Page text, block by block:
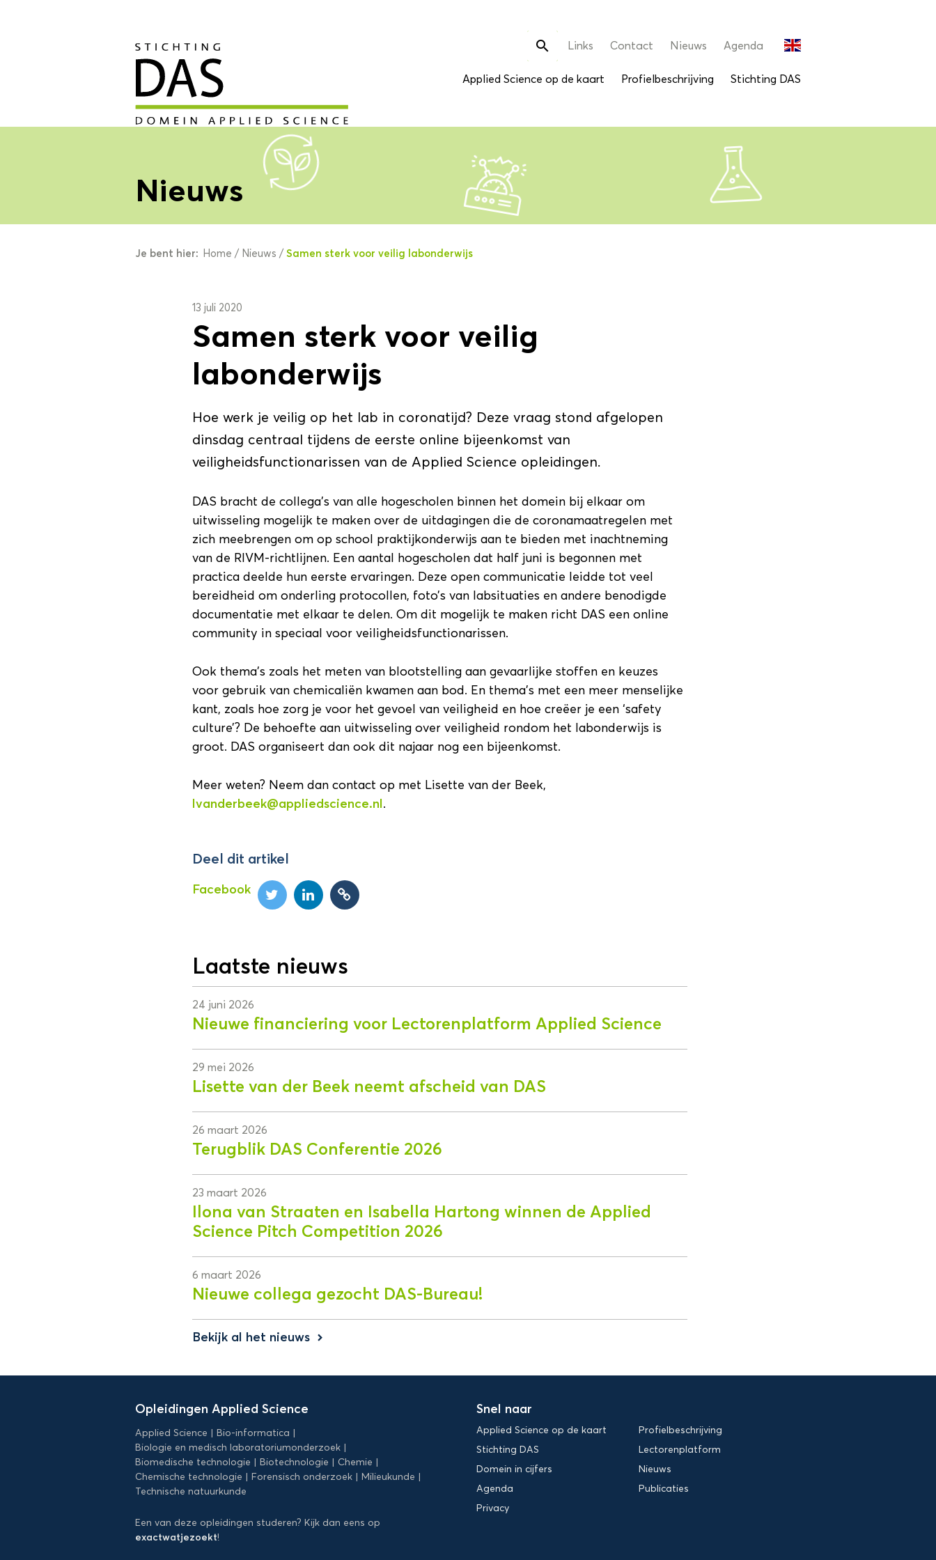
Zoek
naar:
 Links Contact Nieuws Agenda
Applied Science op de kaart Profielbeschrijving Stichting DAS
Nieuws
Je bent hier: Home / Nieuws / Samen sterk voor veilig labonderwijs
13 juli 2020
Samen sterk voor veilig
labonderwijs
Hoe werk je veilig op het lab in coronatijd? Deze vraag stond afgelopen
dinsdag centraal tijdens de eerste online bijeenkomst van
veiligheidsfunctionarissen van de Applied Science opleidingen.
DAS bracht de collega’s van alle hogescholen binnen het domein bij elkaar om
uitwisseling mogelijk te maken over de uitdagingen die de coronamaatregelen met
zich meebrengen om op school praktijkonderwijs aan te bieden met inachtneming
van de RIVM-richtlijnen. Een aantal hogescholen dat half juni is begonnen met
practica deelde hun eerste ervaringen. Deze open communicatie leidde tot veel
bereidheid om onderling protocollen, foto’s van labsituaties en andere benodigde
documentatie met elkaar te delen. Om dit mogelijk te maken richt DAS een online
community in speciaal voor veiligheidsfunctionarissen.
Ook thema’s zoals het meten van blootstelling aan gevaarlijke stoffen en keuzes
voor gebruik van chemicaliën kwamen aan bod. En thema’s met een meer menselijke
kant, zoals hoe zorg je voor het gevoel van veiligheid en hoe creëer je een ‘safety
culture’? De behoefte aan uitwisseling over veiligheid rondom het labonderwijs is
groot. DAS organiseert dan ook dit najaar nog een bijeenkomst.
Meer weten? Neem dan contact op met Lisette van der Beek,
lvanderbeek@appliedscience.nl.
Deel dit artikel
Facebook
Laatste nieuws
24 juni 2026
Nieuwe financiering voor Lectorenplatform Applied Science
29 mei 2026
Lisette van der Beek neemt afscheid van DAS
26 maart 2026
Terugblik DAS Conferentie 2026
23 maart 2026
Ilona van Straaten en Isabella Hartong winnen de Applied
Science Pitch Competition 2026
6 maart 2026
Nieuwe collega gezocht DAS-Bureau!
Bekijk al het nieuws keyboard_arrow_right
Opleidingen Applied Science
Applied Science
Bio-informatica
Biologie en medisch laboratoriumonderzoek
Biomedische technologie
Biotechnologie
Chemie
Chemische technologie
Forensisch onderzoek
Milieukunde
Technische natuurkunde
Een van deze opleidingen studeren? Kijk dan eens op
exactwatjezoekt!
Snel naar
Applied Science op de kaart
Profielbeschrijving
Stichting DAS
Lectorenplatform
Domein in cijfers
Nieuws
Agenda
Publicaties
Privacy